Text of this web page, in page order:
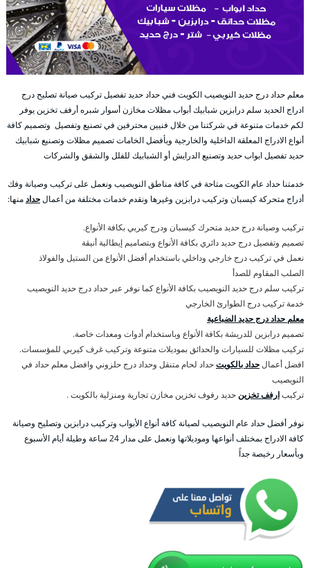
معلم حداد درج حديد النويصيب الكويت فني حداد حديد تفصيل تركيب صيانة تصليح درج
ادراج الحديد سلم درابزين شبابيك أبواب مظلات مخازن أسوار شبره أرفف تخزين يوفر
لكم خدمات متنوعة في شركتنا من خلال فنيين محترفين في تصنيع وتفصيل وتصميم كافة
أنواع الادراج المعلقة الداخلية والخارجية وبأفضل الخامات تصميم مظلات وتصنيع شبابيك
حديد تفصيل ابواب حديد وتصنيع الدرايش أو الشبابيك للفلل والشقق والشركات
خدمتنا حداد عام الكويت متاحة في كافة مناطق النويصيب ونعمل على تركيب وصيانة وفك
أدراج متحركة كيسبان وتركيب درابزين وغيرها ونقدم خدمات مختلفة من أعمالحدادمنها:
تركيب وصيانة درج حديد متحرك كيسبان ودرج كيربي بكافة الأنواع.
تصميم وتفصيل درج حديد دائري بكافة الأنواع وبتصاميم إيطالية أنيقة
نعمل في تركيب درج خارجي وداخلي باستخدام أفضل الأنواع من الستيل والفولاذ
الصلب المقاوم للصدأ
تركيب سلم درج حديد النويصيب بكافة الأنواع كما نوفر عبر حداد درج حديد النويصيب
خدمة تركيب درج الطوارئ الخارجي
معلم حداد درج حديد الضباعية
تصميم درابزين للدريشة بكافة الأنواع وباستخدام أدوات ومعدات خاصة.
تركيب مظلات للسيارات والحدائق بموديلات متنوعة وتركيب غرف كيربي للمؤسسات.
افضل أعمالحداد بالكويتحداد لحام متنقل وحداد درج حلزوني وافضل معلم حداد في
النويصيب
تركيبارفف تخزينحديد رفوف تخزين مخازن تجارية ومنزلية بالكويت .
نوفر أفضل حداد عام النويصيب لصيانة كافة أنواع الأبواب وتركيب درابزين وتصليح وصيانة
كافة الادراج بمختلف أنواعها وموديلاتها ونعمل على مدار 24 ساعة وطيلة أيام الأسبوع
وبأسعار رخيصة جداً